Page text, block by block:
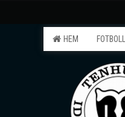
HEM FOTBOLL